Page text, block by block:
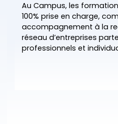
Au Campus, les
100% prise en charge,
accompagnement à la
réseau d’entreprises
professionnels et